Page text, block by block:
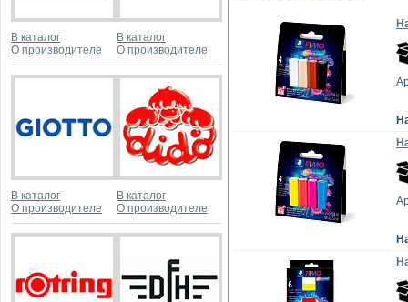
В каталог
О производителе
В каталог
О производителе
В каталог
О производителе
В каталог
О производителе